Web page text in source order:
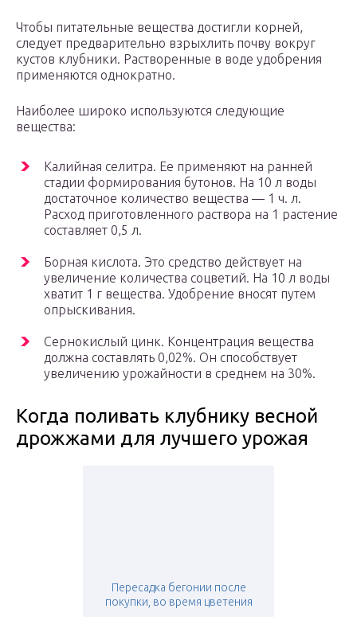
Чтобы питательные вещества достигли корней,
следует предварительно взрыхлить почву вокруг
кустов клубники. Растворенные в воде удобрения
применяются однократно.
Наиболее широко используются следующие
вещества:
Калийная селитра. Ее применяют на ранней
стадии формирования бутонов. На 10 л воды
достаточное количество вещества — 1 ч. л.
Расход приготовленного раствора на 1 растение
составляет 0,5 л.
Борная кислота. Это средство действует на
увеличение количества соцветий. На 10 л воды
хватит 1 г вещества. Удобрение вносят путем
опрыскивания.
Сернокислый цинк. Концентрация вещества
должна составлять 0,02%. Он способствует
увеличению урожайности в среднем на 30%.
Когда поливать клубнику весной
дрожжами для лучшего урожая
Пересадка бегонии после
покупки, во время цветения